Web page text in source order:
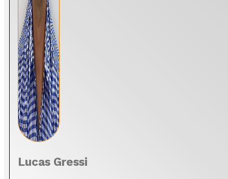
Lucas Gressi